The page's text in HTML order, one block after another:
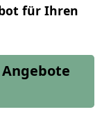
für Ihren